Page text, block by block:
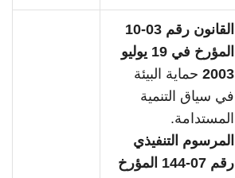
القانون رقم 03-10
المؤرخ في 19 يوليو
2003 حماية البيئة
في سياق التنمية
المستدامة.
المرسوم التنفيذي
رقم 07-144 المؤرخ